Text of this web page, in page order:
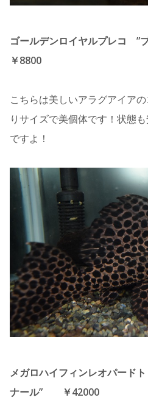
ゴールデンロイヤルプレコ ”
￥8800
こちらは美しいアラグアイア
りサイズで美個体です！状態
ですよ！
メガロハイフィンレオパード
ナール” ￥42000